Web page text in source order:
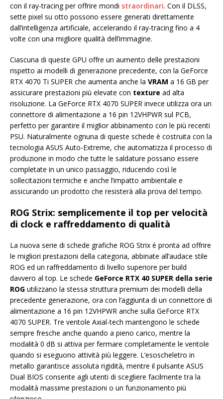
con il ray-tracing per offrire mondi straordinari. Con il DLSS,
sette pixel su otto possono essere generati direttamente
dall’intelligenza artificiale, accelerando il ray-tracing fino a 4
volte con una migliore qualità dell’immagine.
Ciascuna di queste GPU offre un aumento delle prestazioni
rispetto ai modelli di generazione precedente, con la GeForce
RTX 4070 Ti SUPER che aumenta anche la VRAM a 16 GB per
assicurare prestazioni più elevate con texture ad alta
risoluzione. La GeForce RTX 4070 SUPER invece utilizza ora un
connettore di alimentazione a 16 pin 12VHPWR sul PCB,
perfetto per garantire il miglior abbinamento con le più recenti
PSU. Naturalmente ognuna di queste schede è costruita con la
tecnologia ASUS Auto-Extreme, che automatizza il processo di
produzione in modo che tutte le saldature possano essere
completate in un unico passaggio, riducendo così le
sollecitazioni termiche e anche l’impatto ambientale e
assicurando un prodotto che resisterà alla prova del tempo.
ROG Strix: semplicemente il top per velocità
di clock e raffreddamento di qualità
La nuova serie di schede grafiche ROG Strix è pronta ad offrire
le migliori prestazioni della categoria, abbinate all’audace stile
ROG ed un raffreddamento di livello superiore per build
davvero al top. Le schede GeForce RTX 40 SUPER della serie
ROG utilizzano la stessa struttura premium dei modelli della
precedente generazione, ora con l’aggiunta di un connettore di
alimentazione a 16 pin 12VHPWR anche sulla GeForce RTX
4070 SUPER. Tre ventole Axial-tech mantengono le schede
sempre fresche anche quando a pieno carico, mentre la
modalità 0 dB si attiva per fermare completamente le ventole
quando si eseguono attività più leggere. L’esoscheletro in
metallo garantisce assoluta rigidità, mentre il pulsante ASUS
Dual BIOS consente agli utenti di scegliere facilmente tra la
modalità massime prestazioni o un funzionamento più